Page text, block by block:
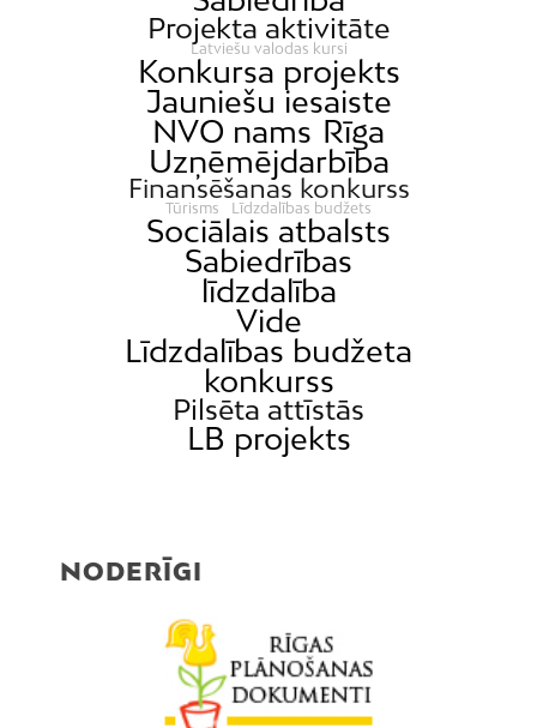
Projekta aktivitāte
Latviešu valodas kursi
Konkursa projekts
Jauniešu iesaiste
NVO nams Rīga
Uzņēmējdarbība
Finansēšanas konkurss
Tūrisms Līdzdalības budžets
Sociālais atbalsts
Sabiedrības
līdzdalība
Vide
Līdzdalības budžeta
konkurss
Pilsēta attīstās
LB projekts
NODERĪGI